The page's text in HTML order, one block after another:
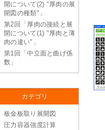
開について(2) "厚肉の展
開図の種類"」
第2回「厚肉の接続と展
開について(1) "厚肉と薄
肉の違い"」
第1回「中立面と曲げ係
数」
カテゴリ
板金板取り展開図
圧力容器強度計算